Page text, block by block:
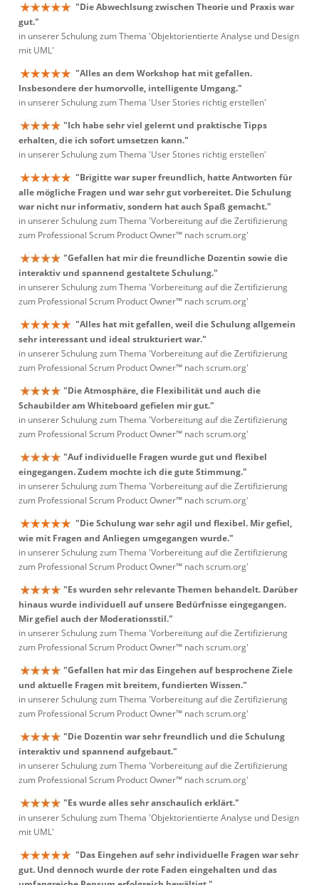
"Die Abwechlsung zwischen Theorie und Praxis war
gut."
in unserer Schulung zum Thema 'Objektorientierte Analyse und Design
mit UML'
"Alles an dem Workshop hat mit gefallen.
Insbesondere der humorvolle, intelligente Umgang."
in unserer Schulung zum Thema 'User Stories richtig erstellen'
"Ich habe sehr viel gelernt und praktische Tipps
erhalten, die ich sofort umsetzen kann."
in unserer Schulung zum Thema 'User Stories richtig erstellen'
"Brigitte war super freundlich, hatte Antworten für
alle mögliche Fragen und war sehr gut vorbereitet. Die Schulung
war nicht nur informativ, sondern hat auch Spaß gemacht."
in unserer Schulung zum Thema 'Vorbereitung auf die Zertifizierung
zum Professional Scrum Product Owner™ nach scrum.org'
"Gefallen hat mir die freundliche Dozentin sowie die
interaktiv und spannend gestaltete Schulung."
in unserer Schulung zum Thema 'Vorbereitung auf die Zertifizierung
zum Professional Scrum Product Owner™ nach scrum.org'
"Alles hat mit gefallen, weil die Schulung allgemein
sehr interessant und ideal strukturiert war."
in unserer Schulung zum Thema 'Vorbereitung auf die Zertifizierung
zum Professional Scrum Product Owner™ nach scrum.org'
"Die Atmosphäre, die Flexibilität und auch die
Schaubilder am Whiteboard gefielen mir gut."
in unserer Schulung zum Thema 'Vorbereitung auf die Zertifizierung
zum Professional Scrum Product Owner™ nach scrum.org'
"Auf individuelle Fragen wurde gut und flexibel
eingegangen. Zudem mochte ich die gute Stimmung."
in unserer Schulung zum Thema 'Vorbereitung auf die Zertifizierung
zum Professional Scrum Product Owner™ nach scrum.org'
"Die Schulung war sehr agil und flexibel. Mir gefiel,
wie mit Fragen and Anliegen umgegangen wurde."
in unserer Schulung zum Thema 'Vorbereitung auf die Zertifizierung
zum Professional Scrum Product Owner™ nach scrum.org'
"Es wurden sehr relevante Themen behandelt. Darüber
hinaus wurde individuell auf unsere Bedürfnisse eingegangen.
Mir gefiel auch der Moderationsstil."
in unserer Schulung zum Thema 'Vorbereitung auf die Zertifizierung
zum Professional Scrum Product Owner™ nach scrum.org'
"Gefallen hat mir das Eingehen auf besprochene Ziele
und aktuelle Fragen mit breitem, fundierten Wissen."
in unserer Schulung zum Thema 'Vorbereitung auf die Zertifizierung
zum Professional Scrum Product Owner™ nach scrum.org'
"Die Dozentin war sehr freundlich und die Schulung
interaktiv und spannend aufgebaut."
in unserer Schulung zum Thema 'Vorbereitung auf die Zertifizierung
zum Professional Scrum Product Owner™ nach scrum.org'
"Es wurde alles sehr anschaulich erklärt."
in unserer Schulung zum Thema 'Objektorientierte Analyse und Design
mit UML'
"Das Eingehen auf sehr individuelle Fragen war sehr
gut. Und dennoch wurde der rote Faden eingehalten und das